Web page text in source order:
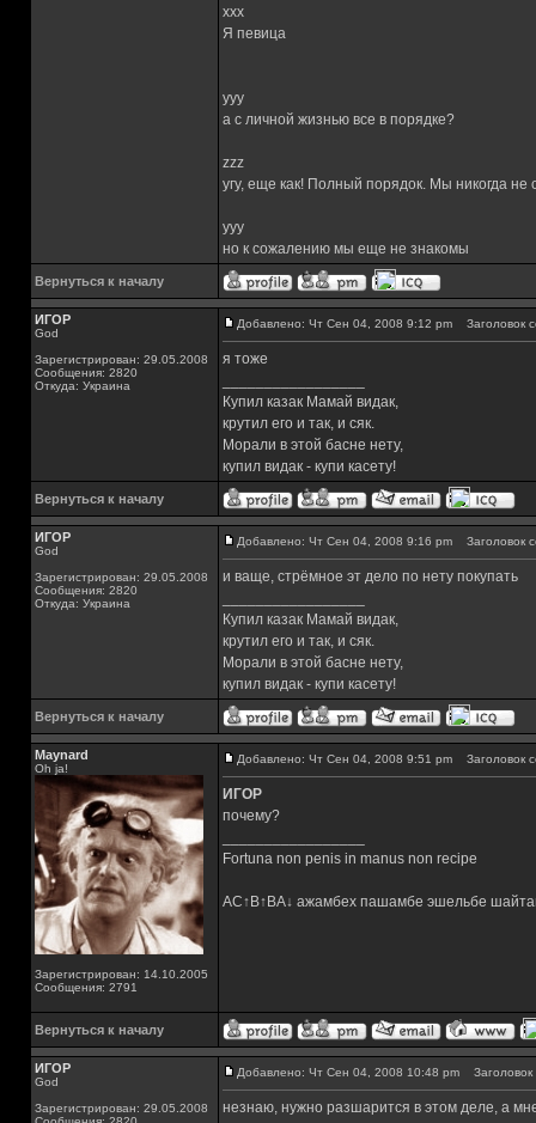
xxx
Я певица
yyy
а с личной жизнью все в порядке?
zzz
угу, еще как! Полный порядок. Мы никогда
yyy
но к сожалению мы еще не знакомы
Вернуться к началу
ИГОР
God
Зарегистрирован: 29.05.2008
Сообщения: 2820
Откуда: Украина
Добавлено: Чт Сен 04, 2008 9:12 pm Заголовок
я тоже
Купил казак Мамай видак,
крутил его и так, и сяк.
Морали в этой басне нету,
купил видак - купи касету!
Вернуться к началу
ИГОР
God
Зарегистрирован: 29.05.2008
Сообщения: 2820
Откуда: Украина
Добавлено: Чт Сен 04, 2008 9:16 pm Заголовок
и ваще, стрёмное эт дело по нету покупать
Купил казак Мамай видак,
крутил его и так, и сяк.
Морали в этой басне нету,
купил видак - купи касету!
Вернуться к началу
Maynard
Oh ja!
Зарегистрирован: 14.10.2005
Сообщения: 2791
Добавлено: Чт Сен 04, 2008 9:51 pm Заголовок
ИГОР
почему?
Fortuna non penis in manus non recipe
AC↑B↑BA↓ ажамбех пашамбе эшельбе
Вернуться к началу
ИГОР
God
Зарегистрирован: 29.05.2008
Добавлено: Чт Сен 04, 2008 10:48 pm
незнаю, нужно разшарится в этом деле, а